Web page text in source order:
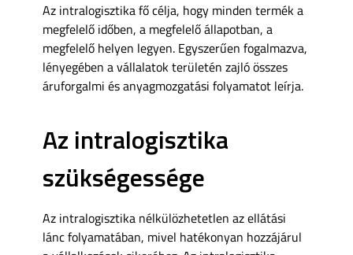
Az intralogisztika fő célja, hogy minden termék a
megfelelő időben, a megfelelő állapotban, a
megfelelő helyen legyen. Egyszerűen fogalmazva,
lényegében a vállalatok területén zajló összes
áruforgalmi és anyagmozgatási folyamatot leírja.
Az intralogisztika
szükségessége
Az intralogisztika nélkülözhetetlen az ellátási
lánc folyamatában, mivel hatékonyan hozzájárul